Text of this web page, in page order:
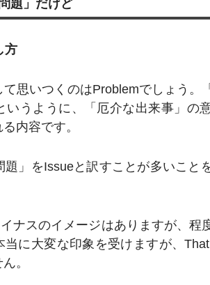
題」だけど
方
思いつくのはProblemでしょう。
いうように、「厄介な出来事」の
内容です。
」をIssueと訳すことが多いこと
ナスのイメージはありますが、程
に大変な印象を受けますが、
。